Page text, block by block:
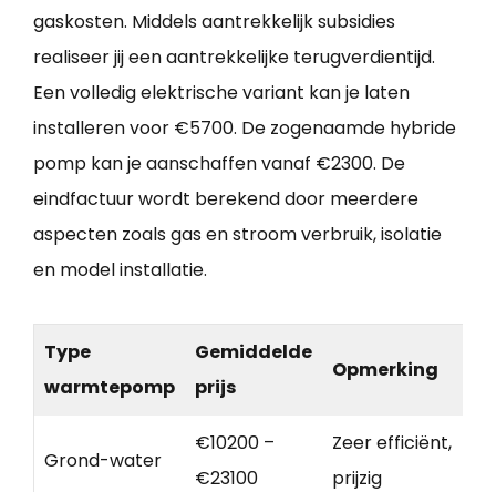
gaskosten. Middels aantrekkelijk subsidies
realiseer jij een aantrekkelijke terugverdientijd.
Een volledig elektrische variant kan je laten
installeren voor €5700. De zogenaamde hybride
pomp kan je aanschaffen vanaf €2300. De
eindfactuur wordt berekend door meerdere
aspecten zoals gas en stroom verbruik, isolatie
en model installatie.
Type
warmtepomp
Gemiddelde
prijs
Opmerking
Grond-water
€10200 –
€23100
Zeer efficiënt,
prijzig